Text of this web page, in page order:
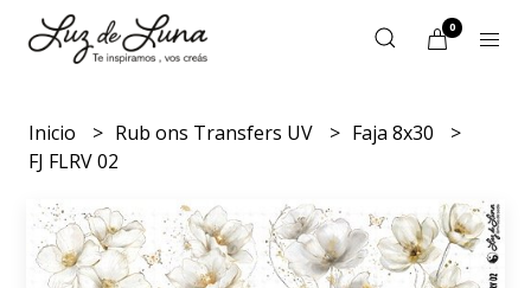
0
Inicio Rub ons Transfers UV
Faja 8x30
FJ FLRV 02